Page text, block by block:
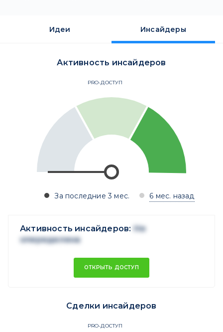
Идеи Инсайдеры
Активность инсайдеров
PRO-ДОСТУП
За последние 3 мес. 6 мес. назад
Активность инсайдеров: Не
опеределена
ОТКРЫТЬ ДОСТУП
Сделки инсайдеров
PRO-ДОСТУП